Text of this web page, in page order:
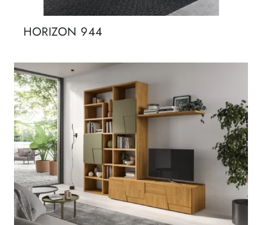
HORIZON 944